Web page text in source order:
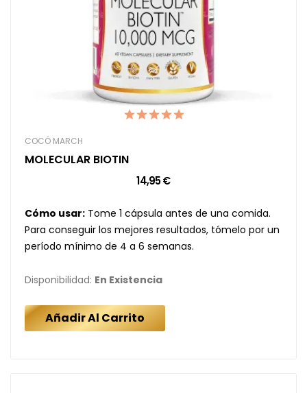
COCÓ MARCH
MOLECULAR BIOTIN
14,95 €
Cómo usar: Tome 1 cápsula antes de una comida.
Para conseguir los mejores resultados, tómelo por un
período mínimo de 4 a 6 semanas.
Disponibilidad: En Existencia
Añadir Al Carrito